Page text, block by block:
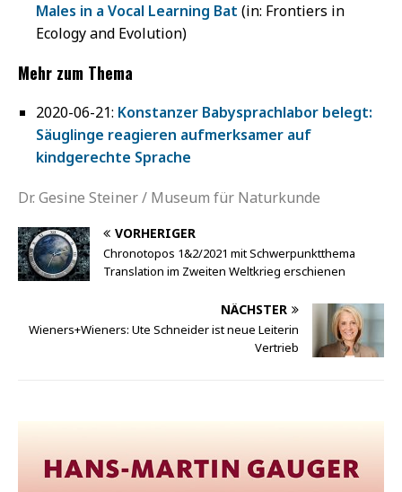
Males in a Vocal Learning Bat (in: Frontiers in
Ecology and Evolution)
Mehr zum Thema
2020-06-21: Konstanzer Babysprachlabor belegt:
Säuglinge reagieren aufmerksamer auf
kindgerechte Sprache
Dr. Gesine Steiner / Museum für Naturkunde
VORHERIGER
Chronotopos 1&2/2021 mit Schwerpunktthema
Translation im Zweiten Weltkrieg erschienen
NÄCHSTER
Wieners+Wieners: Ute Schneider ist neue Leiterin
Vertrieb